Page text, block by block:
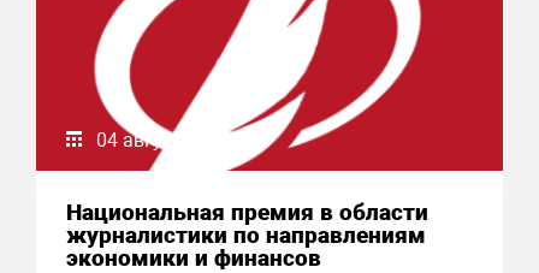
04 августа 2026
Национальная премия в области
журналистики по направлениям
экономики и финансов